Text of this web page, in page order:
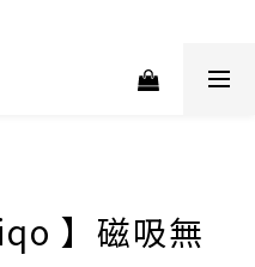
】磁吸無